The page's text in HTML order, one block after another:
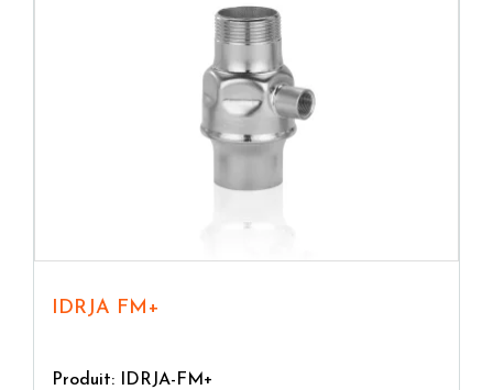
IDRJA FM+
Produit: IDRJA-FM+